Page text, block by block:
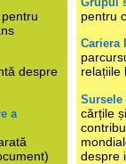
despre
a
pentru
Cariera
relațiile
cărțile
despre